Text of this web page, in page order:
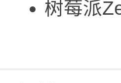
树莓派